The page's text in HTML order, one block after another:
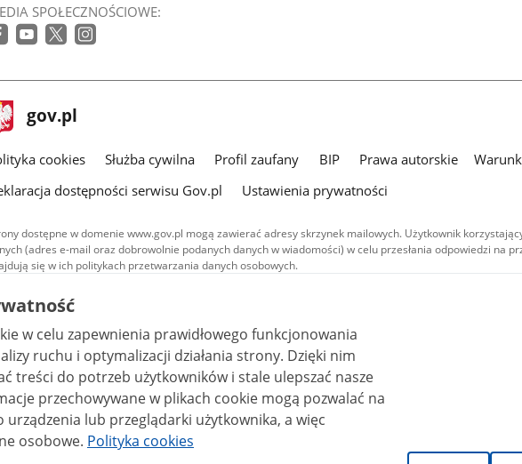
SPOŁECZNOŚCIOWE:
Strona
gov.pl
gov.pl
cookies Służba cywilna Profil zaufany BIP Prawa autorskie
dostępności serwisu Gov.pl
Ustawienia prywatności
dostępne w domenie www.gov.pl mogą zawierać adresy skrzynek mailowych. Użytkownik
(adres e-mail oraz dobrowolnie podanych danych w wiadomości) w celu przesłania odpowiedzi na
się w ich politykach przetwarzania danych osobowych.
Treści tekstowe publikowane w serwisie (z wyłączeniem treści audiowizualnych), są
udostępniane na licencji typu Creative Commons: uznanie autorstwa - na tych samych
warunkach 4.0 (CC BY-SA 4.0). Materiały audiowizualne, w tym zdjęcia, materiały audio i
są udostępniane na licencji typu Creative Commons: uznanie autorstwa użycie niekomercyjne
bez utworów zależnych 4.0 (CC BY-NC-ND 4.0), o ile nie jest to stwierdzone inaczej.
w celu zapewnienia prawidłowego funkcjonowania
i optymalizacji działania strony. Dzięki nim
treści do potrzeb użytkowników i stale ulepszać nasze
lub przeglądarki użytkownika, a więc
osobowe. Polityka cookies